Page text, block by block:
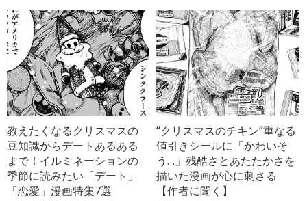
教えたくなるクリスマスの
豆知識からデートあるある
まで！イルミネーションの
季節に読みたい「デート」
「恋愛」漫画特集7選
“クリスマスのチキン”重なる
値引きシールに「かわいそ
う…」残酷さとあたたかさを
描いた漫画が心に刺さる
【作者に聞く】